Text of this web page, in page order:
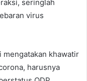
seringlah
virus
mengatakan khawatir
harusnya